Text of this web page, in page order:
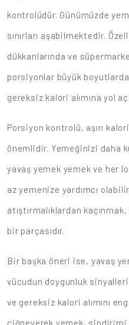
kontrolüdür. Günümüzde
sınırları aşabilmektedir.
dükkanlarında ve
porsiyonlar büyük
gereksiz kalori alımına yol
Porsiyon kontrolü, aşırı
önemlidir. Yemeğinizi daha
yavaş yemek yemek ve her
az yemenize yardımcı
atıştırmalıklardan
bir parçasıdır.
Bir başka öneri ise, yavaş
vücudun doygunluk
ve gereksiz kalori alımını
çiğneyerek yemek, sindirimi